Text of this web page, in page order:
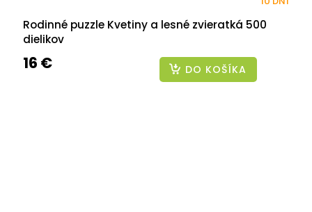
Rodinné puzzle Kvetiny a lesné zvieratká 500
dielikov
16 € DO KOŠÍKA